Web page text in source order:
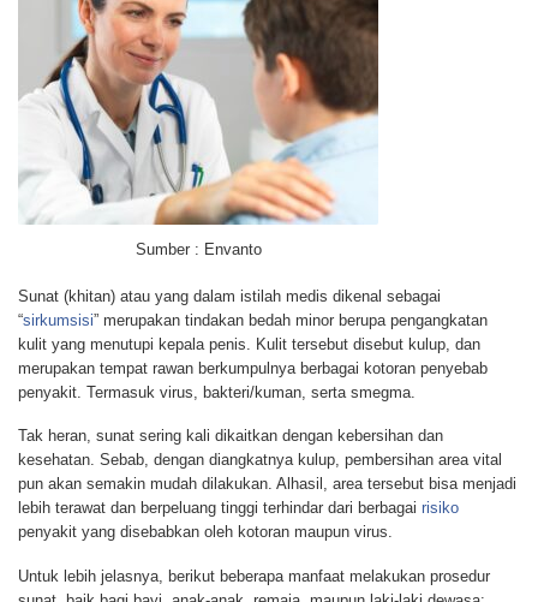
Sumber : Envanto
Sunat (khitan) atau yang dalam istilah medis dikenal sebagai
“sirkumsisi” merupakan tindakan bedah minor berupa pengangkatan
kulit yang menutupi kepala penis. Kulit tersebut disebut kulup, dan
merupakan tempat rawan berkumpulnya berbagai kotoran penyebab
penyakit. Termasuk virus, bakteri/kuman, serta smegma.
Tak heran, sunat sering kali dikaitkan dengan kebersihan dan
kesehatan. Sebab, dengan diangkatnya kulup, pembersihan area vital
pun akan semakin mudah dilakukan. Alhasil, area tersebut bisa menjadi
lebih terawat dan berpeluang tinggi terhindar dari berbagai risiko
penyakit yang disebabkan oleh kotoran maupun virus.
Untuk lebih jelasnya, berikut beberapa manfaat melakukan prosedur